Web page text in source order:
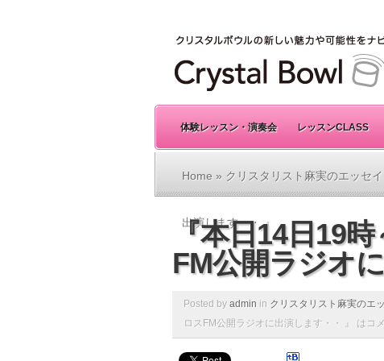
体験レッスン・演奏会 レッスンCLASS
Home » クリスタリスト麻実のエッセイ
出演します・・ 』
『本日14日19
FM公開ラジオ
Posted by admin in クリスタリスト麻実のエ
ロスFM公開ラジオに出演します・・ 』 は コ